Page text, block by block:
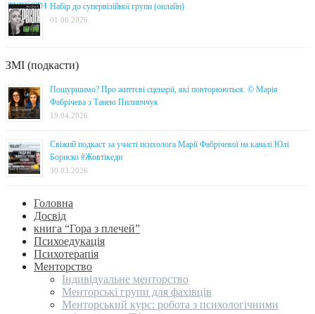
Набір до супервізійної групи (онлайн)
01.06.2026
ЗМІ (подкасти)
Пошуршимо? Про життєві сценарії, які повторюються. © Марія
Фабрічева з Танею Пилипччук
19.04.2026
Свіжий подкаст за участі психолога Марії Фабрічевої на каналі Юлі
Бориско #Жовтікеди
30.03.2026
Головна
Досвід
книга “Гора з плечей”
Психоедукація
Психотерапія
Менторство
Індивідуальне менторство
Менторські групи для фахівців
Менторський курс: робота з психологічними